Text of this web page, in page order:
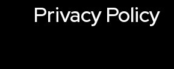
Privacy Policy